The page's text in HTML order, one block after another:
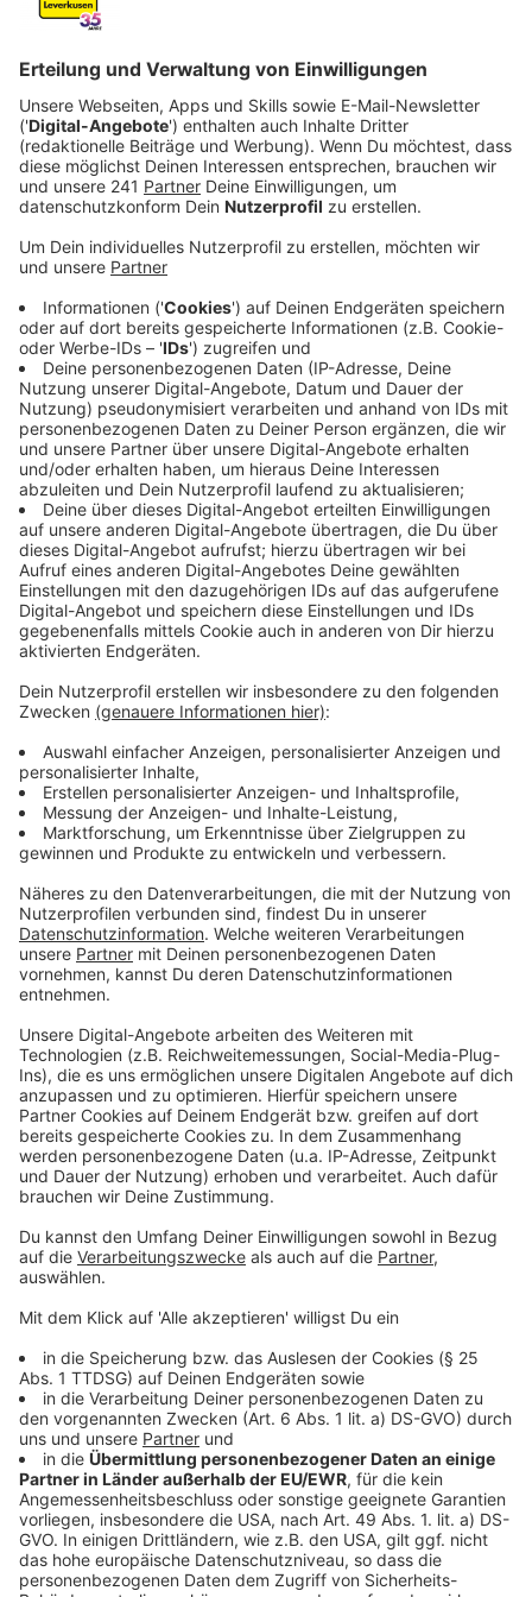
eingesteckt haben soll. Seit Mittwoch (21.05.)
Veröffentlicht: Freitag, 23.05.2025 06:16
Anzeige
Fast zwei Wochen ohne fließendes Wasser im eigenen
Zuhause. Das haben Mieter in Quettingen erlebt. Der
den Versorger weitergeleitet haben. Laut EVL, mit der
ein Versorgungsvertrag besteht, wurde der Mann über
ein Jahr lang immer wieder abgemahnt und zur Zahlung
aufgefordert. Zuletzt wurde eine Teilzahlung
vereinbart, auch die habe er nicht geleistet. Daraufhin
wurde das Wasser abgestellt.
Anzeige
So ist die Rechtslage
Anzeige
Die Rechtsgrundlage besagt, vereinfacht gesagt: wird
nicht gezahlt, auch nach mehrmaliger Aufforderung
nicht, wird eine Sperre verhängt. Da die EVL als
Versorger nur mit ihrem Vertragspartner
kommunizieren darf, also dem Verwalter des Hauses,
wussten die Mieter lange nichts von dem Missstand.
Einige der Mieter haben Anzeige gegen den Mann
erstattet. Ermittelt wird jetzt wegen Veruntreuung.
Die EVL hat die Versorgung nach zwei Wochen gestern
wiederaufgenommen. Aus „Kulanz“ heißt es. Bei
Fragen rund um das Thema Wohnen und Miete hilft
euch, zum Beispiel,der Mieterverein Leverkusen
weiter.
Anzeige
Weitere Meldungen aus Leverkusen
Bayer Giants gewinnen Hinspiel um Drittliga-
Nach Wiesdorfer Überfall: Polizei findet Tatwaffe
Klinikum Leverkusen weitet Notfallversorgung aus
Anzeige